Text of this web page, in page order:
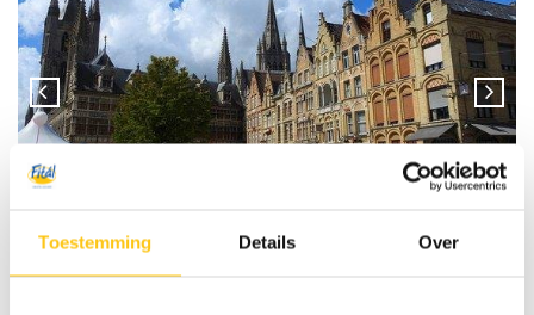
Toestemming Details Over